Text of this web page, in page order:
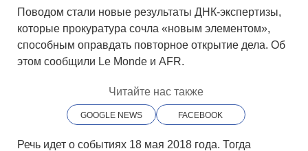
Поводом стали новые результаты ДНК-экспертизы,
которые прокуратура сочла «новым элементом»,
способным оправдать повторное открытие дела. Об
этом сообщили Le Monde и AFR.
Читайте нас также
GOOGLE NEWS FACEBOOK
Речь идет о событиях 18 мая 2018 года. Тогда